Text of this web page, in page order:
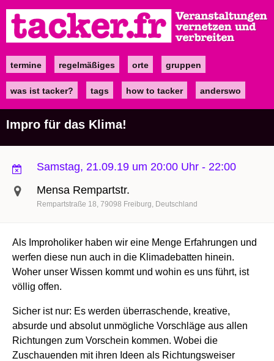
zum
Inhalt
Maintermine regelmäßiges orte gruppen
was ist tacker? tags how to tacker anderswo
Impro für das Klima!
Samstag, 21.09.19 um 20:00 Uhr - 22:00
Mensa Rempartstr.
Rempartstraße 18 79098 Freiburg Deutschland
Als Improholiker haben wir eine Menge Erfahrungen und
werfen diese nun auch in die Klimadebatten hinein.
Woher unser Wissen kommt und wohin es uns führt, ist
völlig offen.
Sicher ist nur: Es werden überraschende, kreative,
absurde und absolut unmögliche Vorschläge aus allen
Richtungen zum Vorschein kommen. Wobei die
Zuschauenden mit ihren Ideen als Richtungsweiser